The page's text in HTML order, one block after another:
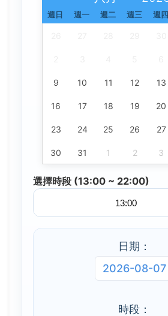
週日 週一 週二 週三 週四
9 10 11 12 13
16 17 18 19 20
23 24 25 26 27
30 31 1 2 3
選擇時段 (13:00 ~ 22:00)
日期：
2026-08-07
時段：